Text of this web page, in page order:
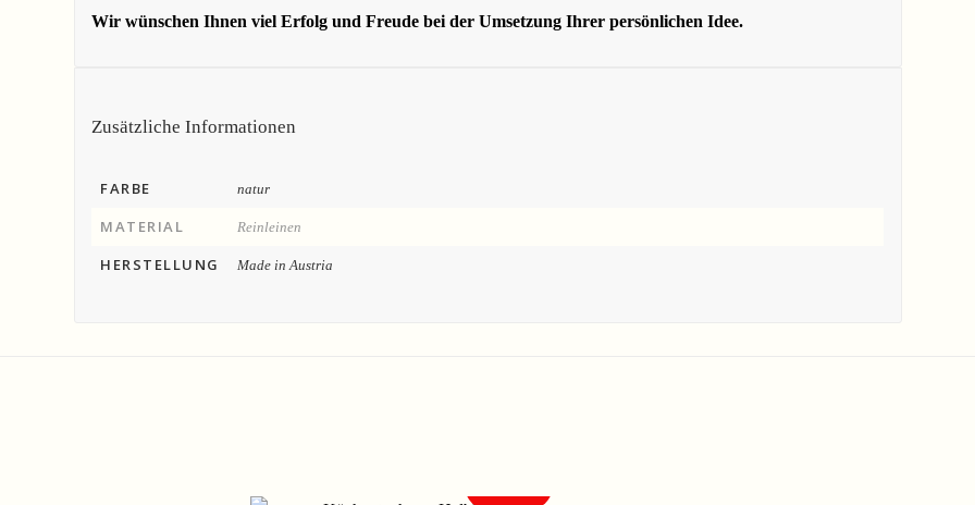
Wir wünschen Ihnen viel Erfolg und Freude bei der Umsetzung Ihrer persönlichen Idee.
Zusätzliche Informationen
FARBE natur
MATERIAL Reinleinen
HERSTELLUNG Made in Austria